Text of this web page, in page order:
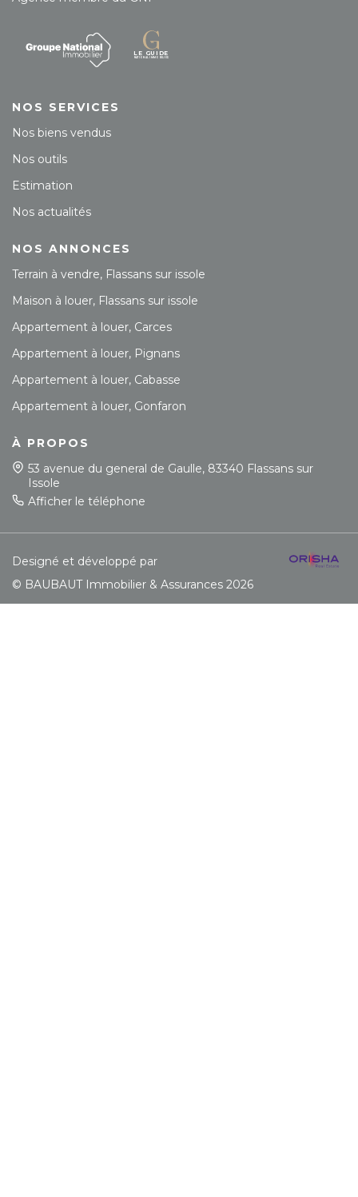
NOS SERVICES
Nos biens vendus
Nos outils
Estimation
Nos actualités
NOS ANNONCES
Terrain à vendre, Flassans sur issole
Maison à louer, Flassans sur issole
Appartement à louer, Carces
Appartement à louer, Pignans
Appartement à louer, Cabasse
Appartement à louer, Gonfaron
À PROPOS
53 avenue du general de Gaulle, 83340 Flassans sur
Issole
Afficher le téléphone
Designé et développé par
© BAUBAUT Immobilier & Assurances 2026